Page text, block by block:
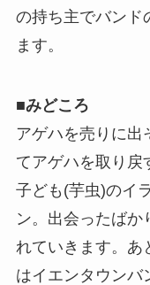
の持ち主でバンド
ます。
■みどころ
アゲハを売りに出
てアゲハを取り戻
子ども(芋虫)のイ
ン。出会ったばか
れていきます。あ
はイエンタウンバ